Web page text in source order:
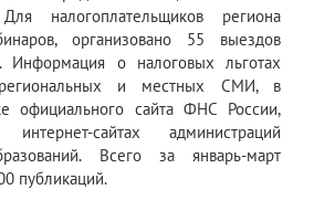
налогоплательщиков региона
организовано 55 выездов
Информация о налоговых льготах
региональных и местных СМИ, в
официального сайта ФНС России,
сайтах администраций
Всего за январь-март
публикаций.